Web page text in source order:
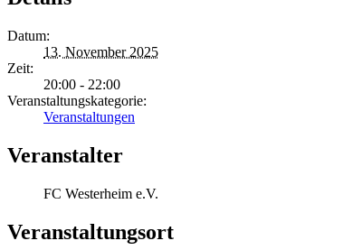
Datum:
13. November 2025
Zeit:
20:00 - 22:00
Veranstaltungskategorie:
Veranstaltungen
Veranstalter
FC Westerheim e.V.
Veranstaltungsort